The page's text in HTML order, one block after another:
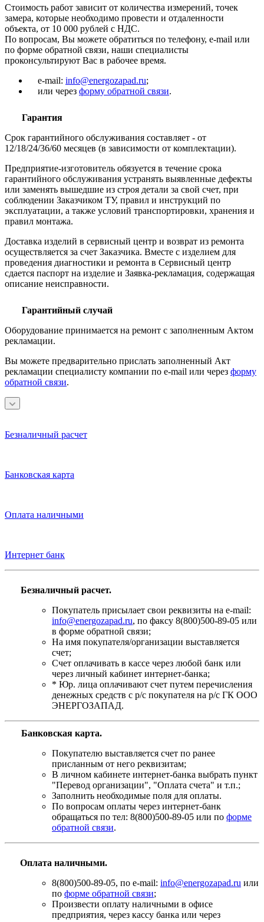
Стоимость работ зависит от количества измерений, точек
замера, которые необходимо провести и отдаленности
объекта, от 10 000 рублей с НДС.
По вопросам, Вы можете обратиться по телефону, e-mail или
по форме обратной связи, наши специалисты
проконсультируют Вас в рабочее время.
e-mail: info@energozapad.ru;
или через форму обратной связи.
Гарантия
Срок гарантийного обслуживания составляет - от
12/18/24/36/60 месяцев (в зависимости от комплектации).
Предприятие-изготовитель обязуется в течение срока
гарантийного обслуживания устранять выявленные дефекты
или заменять вышедшие из строя детали за свой счет, при
соблюдении Заказчиком ТУ, правил и инструкций по
эксплуатации, а также условий транспортировки, хранения и
правил монтажа.
Доставка изделий в сервисный центр и возврат из ремонта
осуществляется за счет Заказчика. Вместе с изделием для
проведения диагностики и ремонта в Сервисный центр
сдается паспорт на изделие и Заявка-рекламация, содержащая
описание неисправности.
Гарантийный случай
Оборудование принимается на ремонт с заполненным Актом
рекламации.
Вы можете предварительно прислать заполненный Акт
рекламации специалисту компании по e-mail или через форму
обратной связи.
Безналичный расчет
Банковская карта
Оплата наличными
Интернет банк
Безналичный расчет.
Покупатель присылает свои реквизиты на e-mail:
info@energozapad.ru, по факсу 8(800)500-89-05 или
в форме обратной связи;
На имя покупателя/организации выставляется
счет;
Счет оплачивать в кассе через любой банк или
через личный кабинет интернет-банка;
* Юр. лица оплачивают счет путем перечисления
денежных средств с р/с покупателя на р/с ГК ООО
ЭНЕРГОЗАПАД.
Банковская карта.
Покупателю выставляется счет по ранее
присланным от него реквизитам;
В личном кабинете интернет-банка выбрать пункт
"Перевод организации", "Оплата счета" и т.п.;
Заполнить необходимые поля для оплаты.
По вопросам оплаты через интернет-банк
обращаться по тел: 8(800)500-89-05 или по форме
обратной связи.
Оплата наличными.
8(800)500-89-05, по e-mail: info@energozapad.ru или
по форме обратной связи;
Произвести оплату наличными в офисе
предприятия, через кассу банка или через